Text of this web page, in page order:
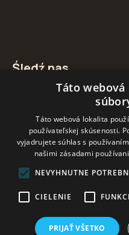
Śledź nas
Facebook Instagram
Nasi
Táto
Táto webová lokalita
používateľskej skúsenosti.
vyjadrujete súhlas s
našimi zásadami
NEVYHNUTNE
CIELENIE
PRIJAŤ VŠETKO